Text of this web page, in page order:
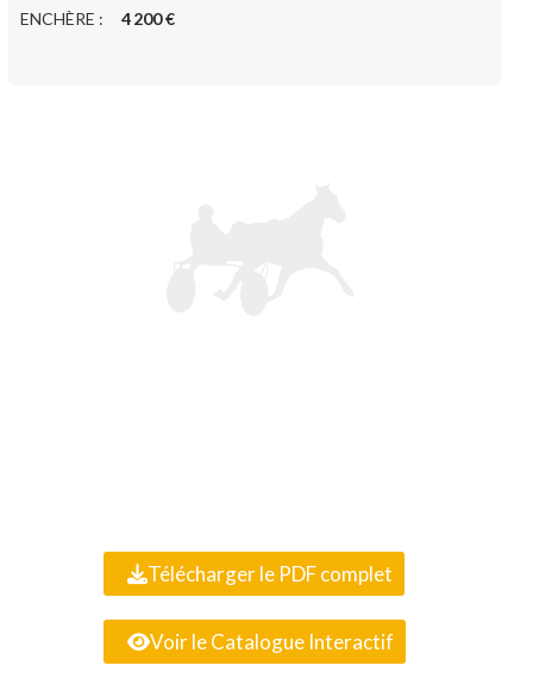
ENCHÈRE : 4 200 €
Télécharger le PDF complet
Voir le Catalogue Interactif